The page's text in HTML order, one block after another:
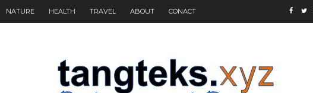
NATURE HEALTH TRAVEL ABOUT CONACT